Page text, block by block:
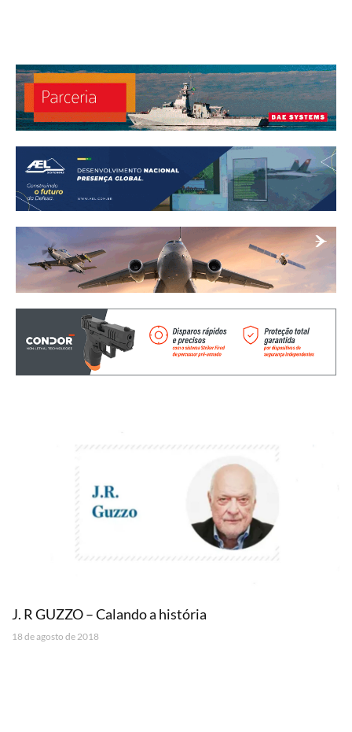
J. R GUZZO – Calando a história
18 de agosto de 2018